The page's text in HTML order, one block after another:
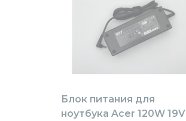
Блок питания для
ноутбука Acer 120W 19V